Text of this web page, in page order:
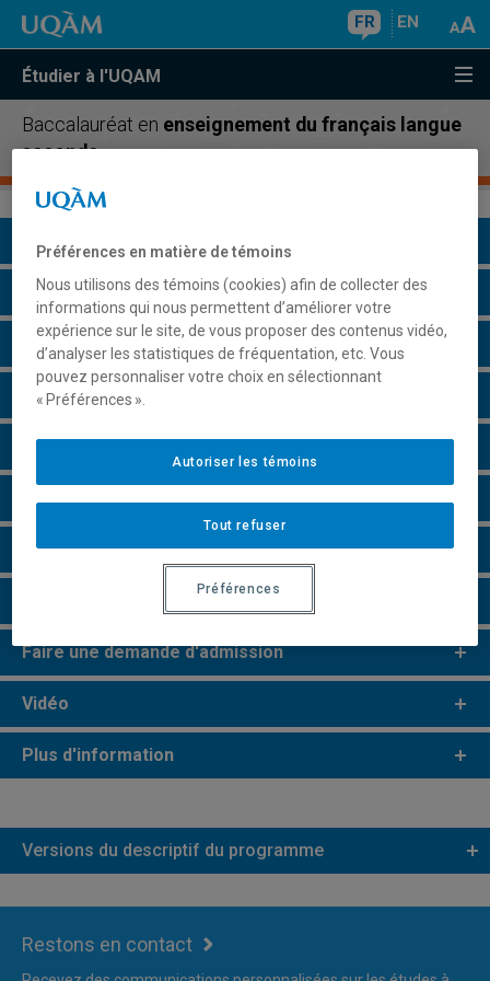
FR EN
Étudier à l'UQAM
Baccalauréat en enseignement du français langue
seconde
Présentation du programme
Conditions d'admission
Cours à suivre et horaires
Grille de cheminement
Particularités
Perspectives professionnelles
Études de 2 et 3 cycles
Remarques et règlements
Faire une demande d'admission
Vidéo
Plus d'information
Versions du descriptif du programme
Restons en contact
Préférences en matière de témoins
Nous utilisons des témoins (cookies) afin de collecter des
informations qui nous permettent d’améliorer votre
expérience sur le site, de vous proposer des contenus vidéo,
d’analyser les statistiques de fréquentation, etc. Vous
pouvez personnaliser votre choix en sélectionnant
« Préférences ».
Tout refuser
Autoriser les témoins
Préférences